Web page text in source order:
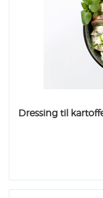
Dressing til